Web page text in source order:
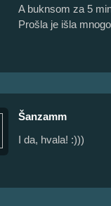
A buknsom za 5
Prošla je išla
Šanzamm
I da, hvala! :)))